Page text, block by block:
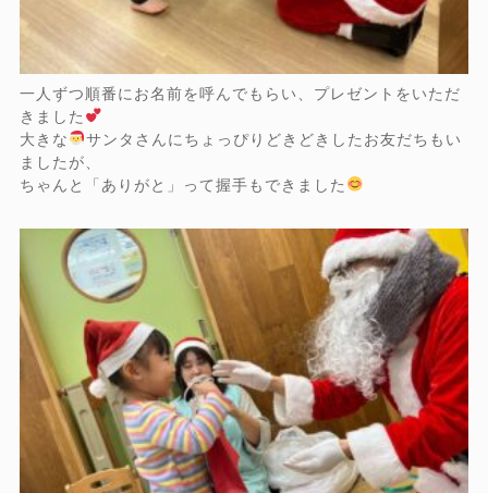
一人ずつ順番にお名前を呼んでもらい、プレゼントをいただ
きました
大きな
サンタさんにちょっぴりどきどきしたお友だちもい
ましたが、
ちゃんと「ありがと」って握手もできました